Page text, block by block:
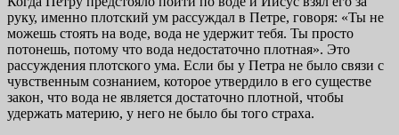
руку, именно плотский ум рассуждал в Петре, говоря: «Ты не
можешь стоять на воде, вода не удержит тебя. Ты просто
потонешь, потому что вода недостаточно плотная». Это
рассуждения плотского ума. Если бы у Петра не было связи с
чувственным сознанием, которое утвердило в его существе
закон, что вода не является достаточно плотной, чтобы
удержать материю, у него не было бы того страха.